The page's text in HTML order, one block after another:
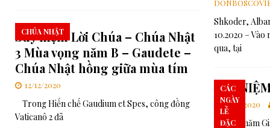
Shkoder,
10.2020 – Vào
qua, tại
CÁC
NGÀY
LỄ
ĐẶC
SUY
01/11/2020
Hằng năm
Suy niệm Lời Chúa – Chúa Nhật
3 Mùa vọng năm B – Gaudete –
Chúa Nhật hồng giữa mùa tím
CHÚA NHẬT
12/12/2020
Trong Hiến chế Gaudium et Spes, công đồng
Vaticanô 2 đã